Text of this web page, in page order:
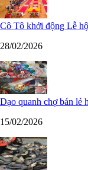
Cô Tô khởi động Lễ
28/02/2026
Dạo quanh chợ bán lẻ
15/02/2026